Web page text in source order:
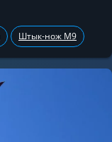
Штык-нож М9